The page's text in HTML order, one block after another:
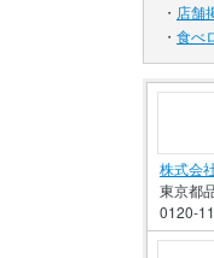
・ 店舗
・ 食べ
株式会
東京都
0120-